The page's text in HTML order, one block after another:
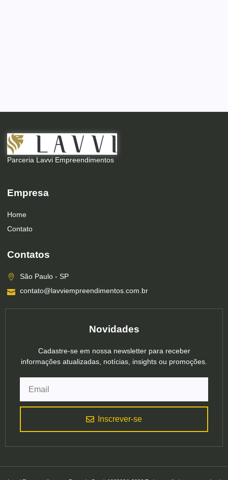
Parceria Lavvi Empreendimentos
Empresa
Home
Contato
Contatos
São Paulo - SP
contato@lavviempreendimentos.com.br
Novidades
Cadastre-se em nossa newsletter para receber
informações atualizadas, notícias, insights ou promoções.
Inscrever-se